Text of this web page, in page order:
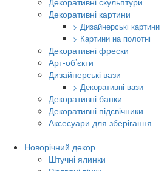
Декоративні картини
> Дизайнерські картини
> Картини на полотні
Декоративні фрески
Арт-об’єкти
Дизайнерські вази
> Декоративні вази
Декоративні банки
Декоративні підсвічники
Аксесуари для зберігання
Новорічний декор
Штучні ялинки